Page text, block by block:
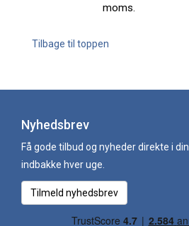
moms.
Tilbage til toppen
Nyhedsbrev
Få gode tilbud og nyheder direkte i din
indbakke hver uge.
Tilmeld nyhedsbrev